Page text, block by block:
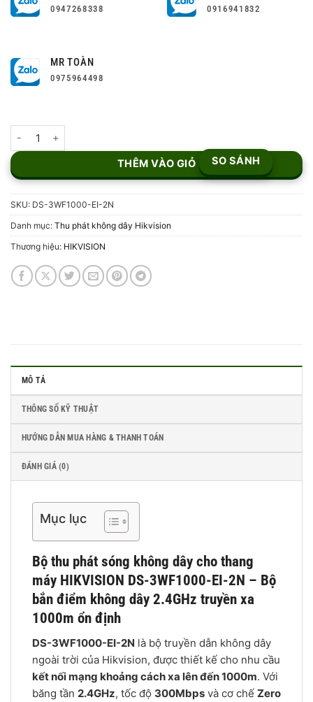
0947268338 0916941832
MR TOÀN
0975964498
THÊM VÀO GIỎ SO SÁNH
SKU: DS-3WF1000-EI-2N
Danh mục: Thu phát không dây Hikvision
Thương hiệu: HIKVISION
MÔ TẢ
THÔNG SỐ KỸ THUẬT
HƯỚNG DẪN MUA HÀNG & THANH TOÁN
ĐÁNH GIÁ (0)
Mục lục
Bộ thu phát sóng không dây cho thang
máy HIKVISION DS-3WF1000-EI-2N – Bộ
bắn điểm không dây 2.4GHz truyền xa
1000m ổn định
DS-3WF1000-EI-2N là bộ truyền dẫn không dây
ngoài trời của Hikvision, được thiết kế cho nhu cầu
kết nối mạng khoảng cách xa lên đến 1000m. Với
băng tần 2.4GHz, tốc độ 300Mbps và cơ chế Zero